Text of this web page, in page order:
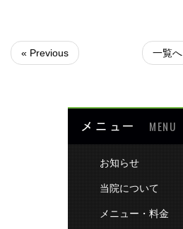
« Previous 一覧へ
メニュー MENU
お知らせ
当院について
メニュー・料金